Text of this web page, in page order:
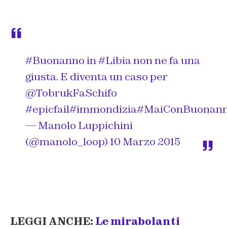
#Buonannoin#Libianon ne fa una
giusta. E diventa un caso per
@TobrukFaSchifo
#epicfail#immondizia
— Manolo Luppichini
(@manolo_loop)10 Marzo 2015
LEGGI ANCHE: Le mirabolanti